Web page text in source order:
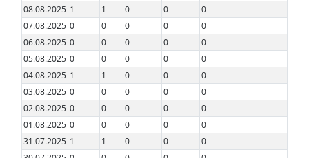
08.08.2025 1 1 0 0
0
07.08.2025 0 0 0 0
0
06.08.2025 0 0 0 0
0
05.08.2025 0 0 0 0
0
04.08.2025 1 1 0 0
0
03.08.2025 0 0 0 0
0
02.08.2025 0 0 0 0
0
01.08.2025 0 0 0 0
0
31.07.2025 1 1 0 0
0